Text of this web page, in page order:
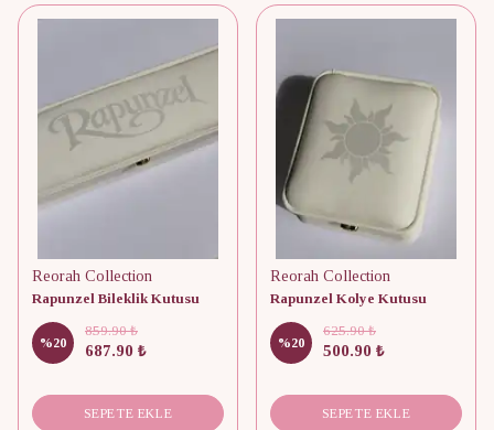
Reorah Collection
Rapunzel Bileklik Kutusu
%20
859.90 ₺
687.90 ₺
SEPETE EKLE
Reorah Collection
Rapunzel Kolye Kutusu
%20
625.90 ₺
500.90 ₺
SEPETE EKLE